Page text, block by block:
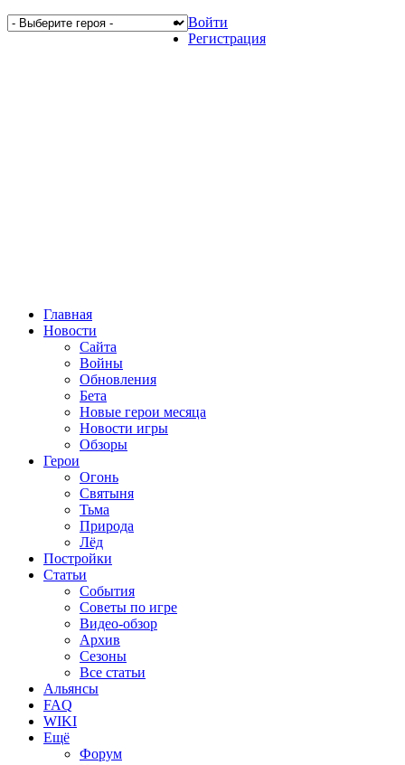
Войти
Регистрация
Главная
Новости
Сайта
Войны
Обновления
Бета
Новые герои месяца
Новости игры
Обзоры
Герои
Огонь
Святыня
Тьма
Природа
Лёд
Постройки
Статьи
События
Советы по игре
Видео-обзор
Архив
Сезоны
Все статьи
Альянсы
FAQ
WIKI
Ещё
Форум